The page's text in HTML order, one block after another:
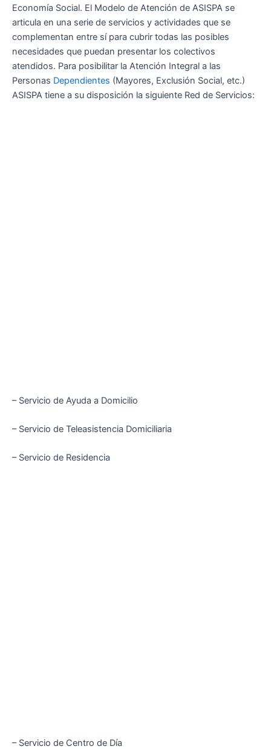
Economía Social. El Modelo de Atención de ASISPA se
articula en una serie de servicios y actividades que se
complementan entre sí para cubrir todas las posibles
necesidades que puedan presentar los colectivos
atendidos. Para posibilitar la Atención Integral a las
Personas Dependientes (Mayores, Exclusión Social, etc.)
ASISPA tiene a su disposición la siguiente Red de Servicios:
– Servicio de Ayuda a Domicilio
– Servicio de Teleasistencia Domiciliaria
– Servicio de Residencia
– Servicio de Centro de Día